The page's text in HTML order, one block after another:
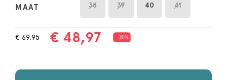
MAAT 38 39 40 41
€ 69,95 € 48,97 - 30%